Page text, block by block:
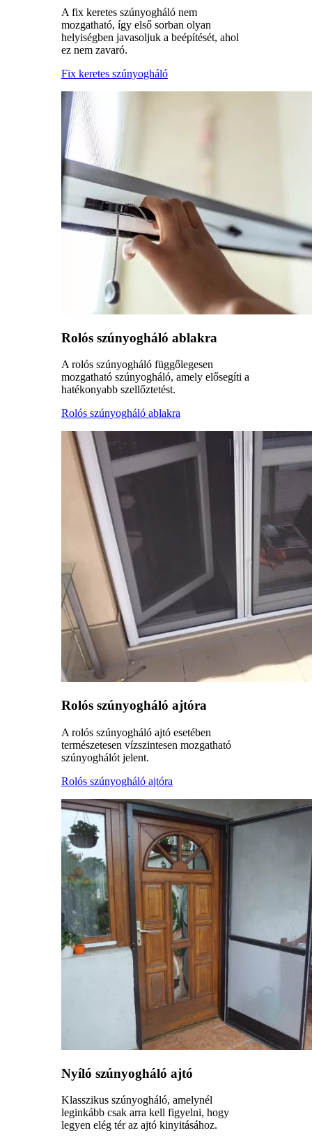
A fix keretes szúnyogháló nem
mozgatható, így első sorban olyan
helyiségben javasoljuk a beépítését, ahol
ez nem zavaró.
Fix keretes szúnyogháló
Rolós szúnyogháló ablakra
A rolós szúnyogháló függőlegesen
mozgatható szúnyogháló, amely elősegíti a
hatékonyabb szellőztetést.
Rolós szúnyogháló ablakra
Rolós szúnyogháló ajtóra
A rolós szúnyogháló ajtó esetében
természetesen vízszintesen mozgatható
szúnyoghálót jelent.
Rolós szúnyogháló ajtóra
Nyíló szúnyogháló ajtó
Klasszikus szúnyogháló, amelynél
leginkább csak arra kell figyelni, hogy
legyen elég tér az ajtó kinyitásához.